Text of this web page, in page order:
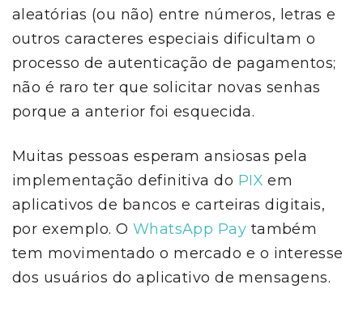
aleatórias (ou não) entre números, letras e
outros caracteres especiais dificultam o
processo de autenticação de pagamentos;
não é raro ter que solicitar novas senhas
porque a anterior foi esquecida.
Muitas pessoas esperam ansiosas pela
implementação definitiva do PIX em
aplicativos de bancos e carteiras digitais,
por exemplo. O WhatsApp Pay também
tem movimentado o mercado e o interesse
dos usuários do aplicativo de mensagens.